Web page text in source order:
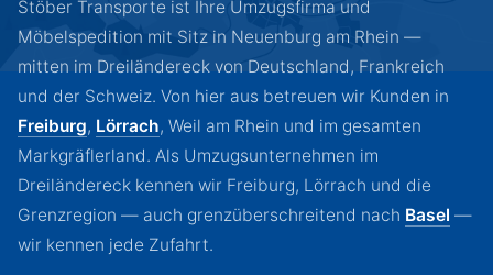
Stöber Transporte ist Ihre Umzugsfirma und
Möbelspedition mit Sitz in Neuenburg am Rhein —
mitten im Dreiländereck von Deutschland, Frankreich
und der Schweiz. Von hier aus betreuen wir Kunden in
Freiburg, Lörrach, Weil am Rhein und im gesamten
Markgräflerland. Als Umzugsunternehmen im
Dreiländereck kennen wir Freiburg, Lörrach und die
Grenzregion — auch grenzüberschreitend nach Basel —
wir kennen jede Zufahrt.